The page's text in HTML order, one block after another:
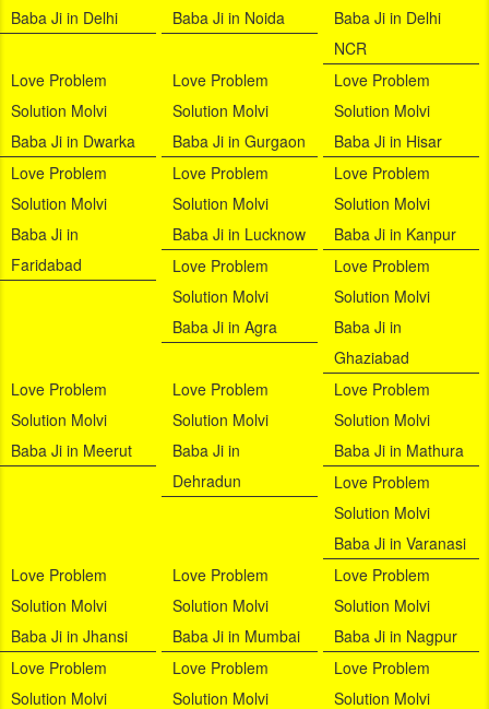
Baba Ji in Delhi
Baba Ji in Noida
Baba Ji in Delhi
NCR
Love Problem
Solution Molvi
Baba Ji in Dwarka
Love Problem
Solution Molvi
Baba Ji in Gurgaon
Love Problem
Solution Molvi
Baba Ji in Hisar
Love Problem
Solution Molvi
Baba Ji in
Faridabad
Love Problem
Solution Molvi
Baba Ji in Lucknow
Love Problem
Solution Molvi
Baba Ji in Kanpur
Love Problem
Solution Molvi
Baba Ji in Agra
Love Problem
Solution Molvi
Baba Ji in
Ghaziabad
Love Problem
Solution Molvi
Baba Ji in Meerut
Love Problem
Solution Molvi
Baba Ji in
Dehradun
Love Problem
Solution Molvi
Baba Ji in Mathura
Love Problem
Solution Molvi
Baba Ji in Varanasi
Love Problem
Solution Molvi
Baba Ji in Jhansi
Love Problem
Solution Molvi
Baba Ji in Mumbai
Love Problem
Solution Molvi
Baba Ji in Nagpur
Love Problem
Solution Molvi
Love Problem
Solution Molvi
Love Problem
Solution Molvi